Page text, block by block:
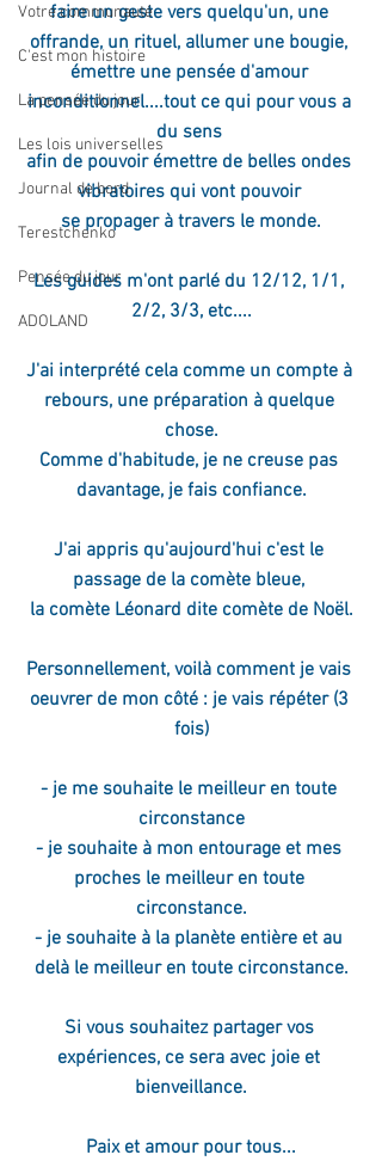
Votre communauté
C'est mon histoire
La pensée du jour
Les lois universelles
Journal de bord
Terestchenko
Pensée du jour
ADOLAND
faire un geste vers quelqu'un, une
offrande, un rituel, allumer une bougie,
émettre une pensée d'amour
inconditionnel....tout ce qui pour vous a
du sens
afin de pouvoir émettre de belles ondes
vibratoires qui vont pouvoir
se propager à travers le monde.
Les guides m'ont parlé du 12/12, 1/1,
2/2, 3/3, etc....
J'ai interprété cela comme un compte à
rebours, une préparation à quelque
chose.
Comme d'habitude, je ne creuse pas
davantage, je fais confiance.
J'ai appris qu'aujourd'hui c'est le
passage de la comète bleue,
la comète Léonard dite comète de Noël.
Personnellement, voilà comment je vais
oeuvrer de mon côté : je vais répéter (3
fois)
- je me souhaite le meilleur en toute
circonstance
- je souhaite à mon entourage et mes
proches le meilleur en toute
circonstance.
- je souhaite à la planète entière et au
delà le meilleur en toute circonstance.
Si vous souhaitez partager vos
expériences, ce sera avec joie et
bienveillance.
Paix et amour pour tous...